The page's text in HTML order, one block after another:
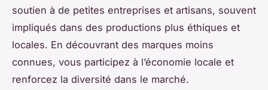
soutien à de petites entreprises et artisans, souvent
impliqués dans des productions plus éthiques et
locales. En découvrant des marques moins
connues, vous participez à l’économie locale et
renforcez la diversité dans le marché.